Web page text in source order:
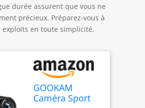
durée assurent que vous ne
précieux. Préparez-vous à
exploits en toute simplicité.
GOOKAM
Caméra Sport